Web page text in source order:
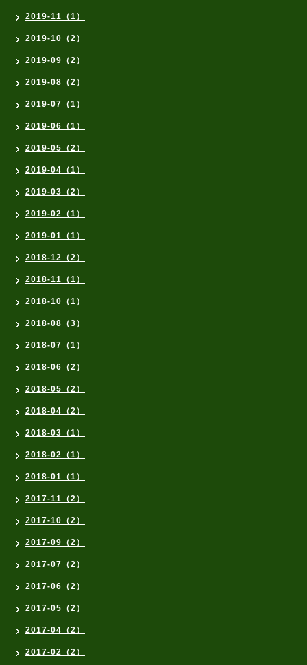
2019-11（1）
2019-10（2）
2019-09（2）
2019-08（2）
2019-07（1）
2019-06（1）
2019-05（2）
2019-04（1）
2019-03（2）
2019-02（1）
2019-01（1）
2018-12（2）
2018-11（1）
2018-10（1）
2018-08（3）
2018-07（1）
2018-06（2）
2018-05（2）
2018-04（2）
2018-03（1）
2018-02（1）
2018-01（1）
2017-11（2）
2017-10（2）
2017-09（2）
2017-07（2）
2017-06（2）
2017-05（2）
2017-04（2）
2017-02（2）